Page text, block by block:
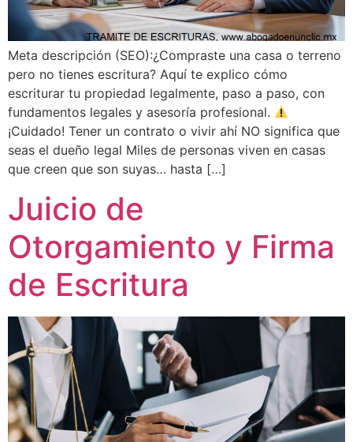
Meta descripción (SEO):¿Compraste una casa o terreno
pero no tienes escritura? Aquí te explico cómo
escriturar tu propiedad legalmente, paso a paso, con
fundamentos legales y asesoría profesional.
¡Cuidado! Tener un contrato o vivir ahí NO significa que
seas el dueño legal Miles de personas viven en casas
que creen que son suyas… hasta […]
Juicio de
Otorgamiento y Firma
de Escritura